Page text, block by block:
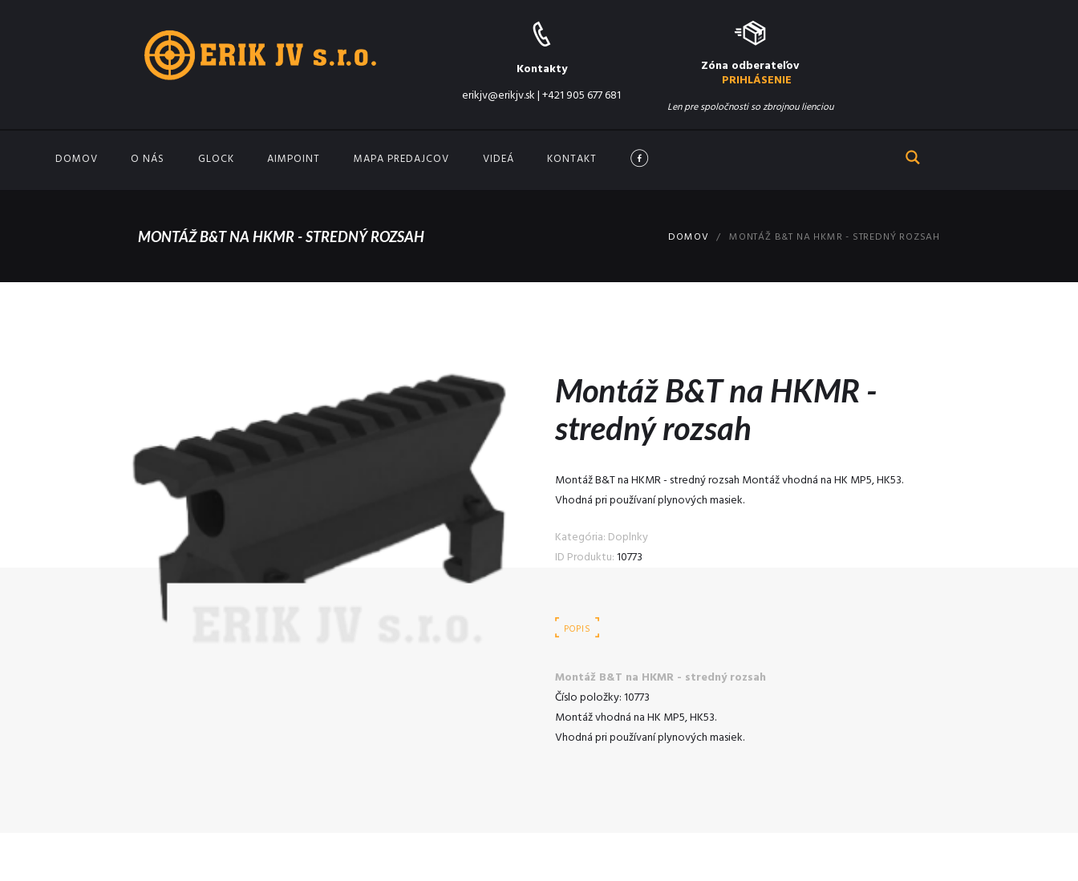
Kontakty
erikjv@erikjv.sk|+421 905 677 681
Zóna odberateľov
PRIHLÁSENIE
Len pre spoločnosti so zbrojnou lienciou
DOMOV O NÁS GLOCK AIMPOINT MAPA PREDAJCOV VIDEÁ KONTAKT
MONTÁŽ B&T NA HKMR - STREDNÝ ROZSAH DOMOV MONTÁŽ B&T NA HKMR - STREDNÝ ROZSAH
Montáž B&T na HKMR -
stredný rozsah
Montáž B&T na HKMR - stredný rozsah Montáž vhodná na HK MP5, HK53.
Vhodná pri používaní plynových masiek.
Kategória: Doplnky
ID Produktu:10773
POPIS
Montáž B&T na HKMR - stredný rozsah
Číslo položky: 10773
Montáž vhodná na HK MP5, HK53.
Vhodná pri používaní plynových masiek.